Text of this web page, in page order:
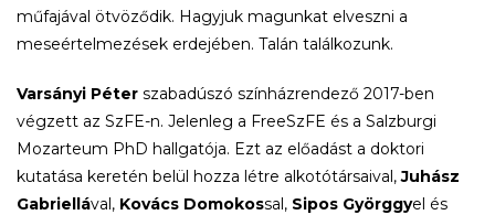
műfajával ötvöződik. Hagyjuk magunkat elveszni a
meseértelmezések erdejében. Talán találkozunk.
Varsányi Péter szabadúszó színházrendező 2017-ben
végzett az SzFE-n. Jelenleg a FreeSzFE és a Salzburgi
Mozarteum PhD hallgatója. Ezt az előadást a doktori
kutatása keretén belül hozza létre alkotótársaival,Juhász
Gabriellával, Kovács Domokossal, Sipos Györggyel és